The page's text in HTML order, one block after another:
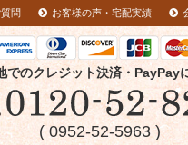
問 お客様の声・宅配実績
でのクレジット決済・PayPay
( 0952-52-5963 )